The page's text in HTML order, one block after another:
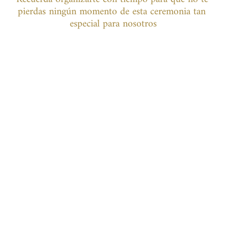
pierdas ningún momento de esta ceremonia tan
especial para nosotros